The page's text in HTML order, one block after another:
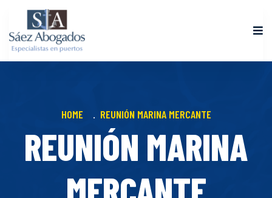
HOME REUNIÓN MARINA MERCANTE
REUNIÓN MARINA